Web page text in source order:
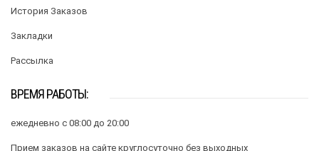
История Заказов
Закладки
Рассылка
ВРЕМЯ РАБОТЫ:
ежедневно с 08:00 до 20:00
Прием заказов на сайте круглосуточно без выходных